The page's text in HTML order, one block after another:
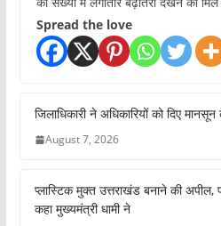
Spread the love
जिलाधिकारी ने अधिकारियों को दिए
August 7, 2026
प्लास्टिक मुक्त उत्तराखंड बनाने की अपील,
कहा मुख्यमंत्री धामी ने